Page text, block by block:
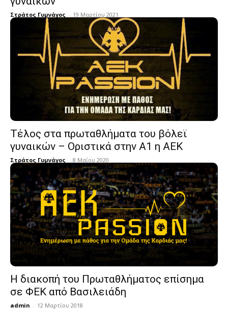
Στράτος Γυμνάγος - 19 Μαρτίου 2021
Τέλος στα πρωταθλήματα του βόλεϊ
γυναικών – Οριστικά στην Α1 η ΑΕΚ
Στράτος Γυμνάγος - 8 Μαΐου 2020
Η διακοπή του Πρωταθλήματος επίσημα
σε ΦΕΚ από Βασιλειάδη
admin - 12 Μαρτίου 2018